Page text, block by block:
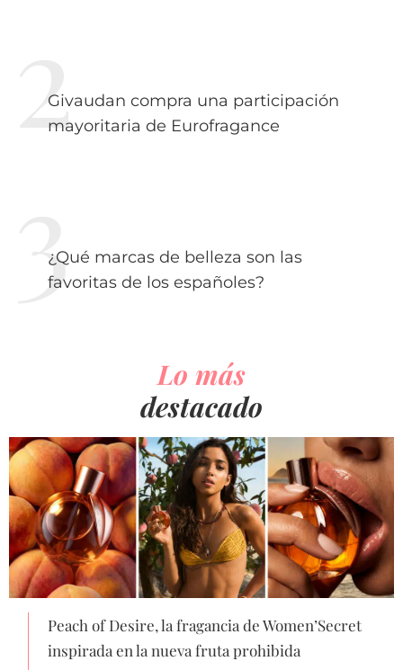
Givaudan compra una participación
mayoritaria de Eurofragance
¿Qué marcas de belleza son las
favoritas de los españoles?
Lo más
destacado
Peach of Desire, la fragancia de Women’Secret
inspirada en la nueva fruta prohibida